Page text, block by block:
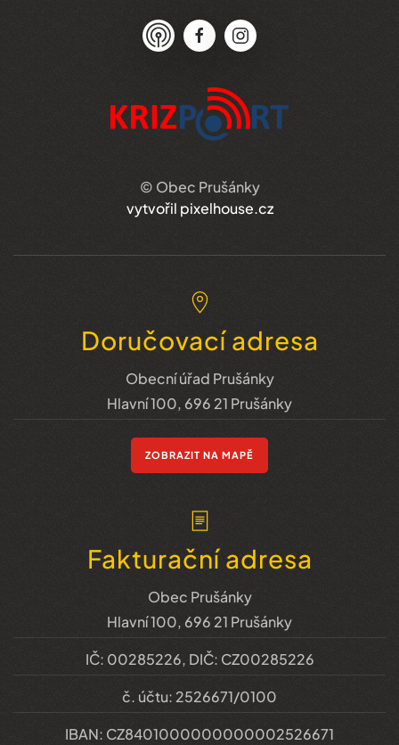
© Obec Prušánky
vytvořil pixelhouse.cz
Doručovací adresa
Obecní úřad Prušánky
Hlavní 100, 696 21 Prušánky
ZOBRAZIT NA MAPĚ
Fakturační adresa
Obec Prušánky
Hlavní 100, 696 21 Prušánky
IČ: 00285226, DIČ: CZ00285226
č. účtu: 2526671/0100
IBAN: CZ8401000000000002526671